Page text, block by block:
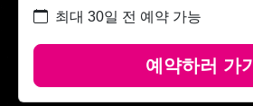
최대 30일 전 예약 가능
예약하러 가기